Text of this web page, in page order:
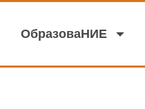
ОбразоваНИЕ